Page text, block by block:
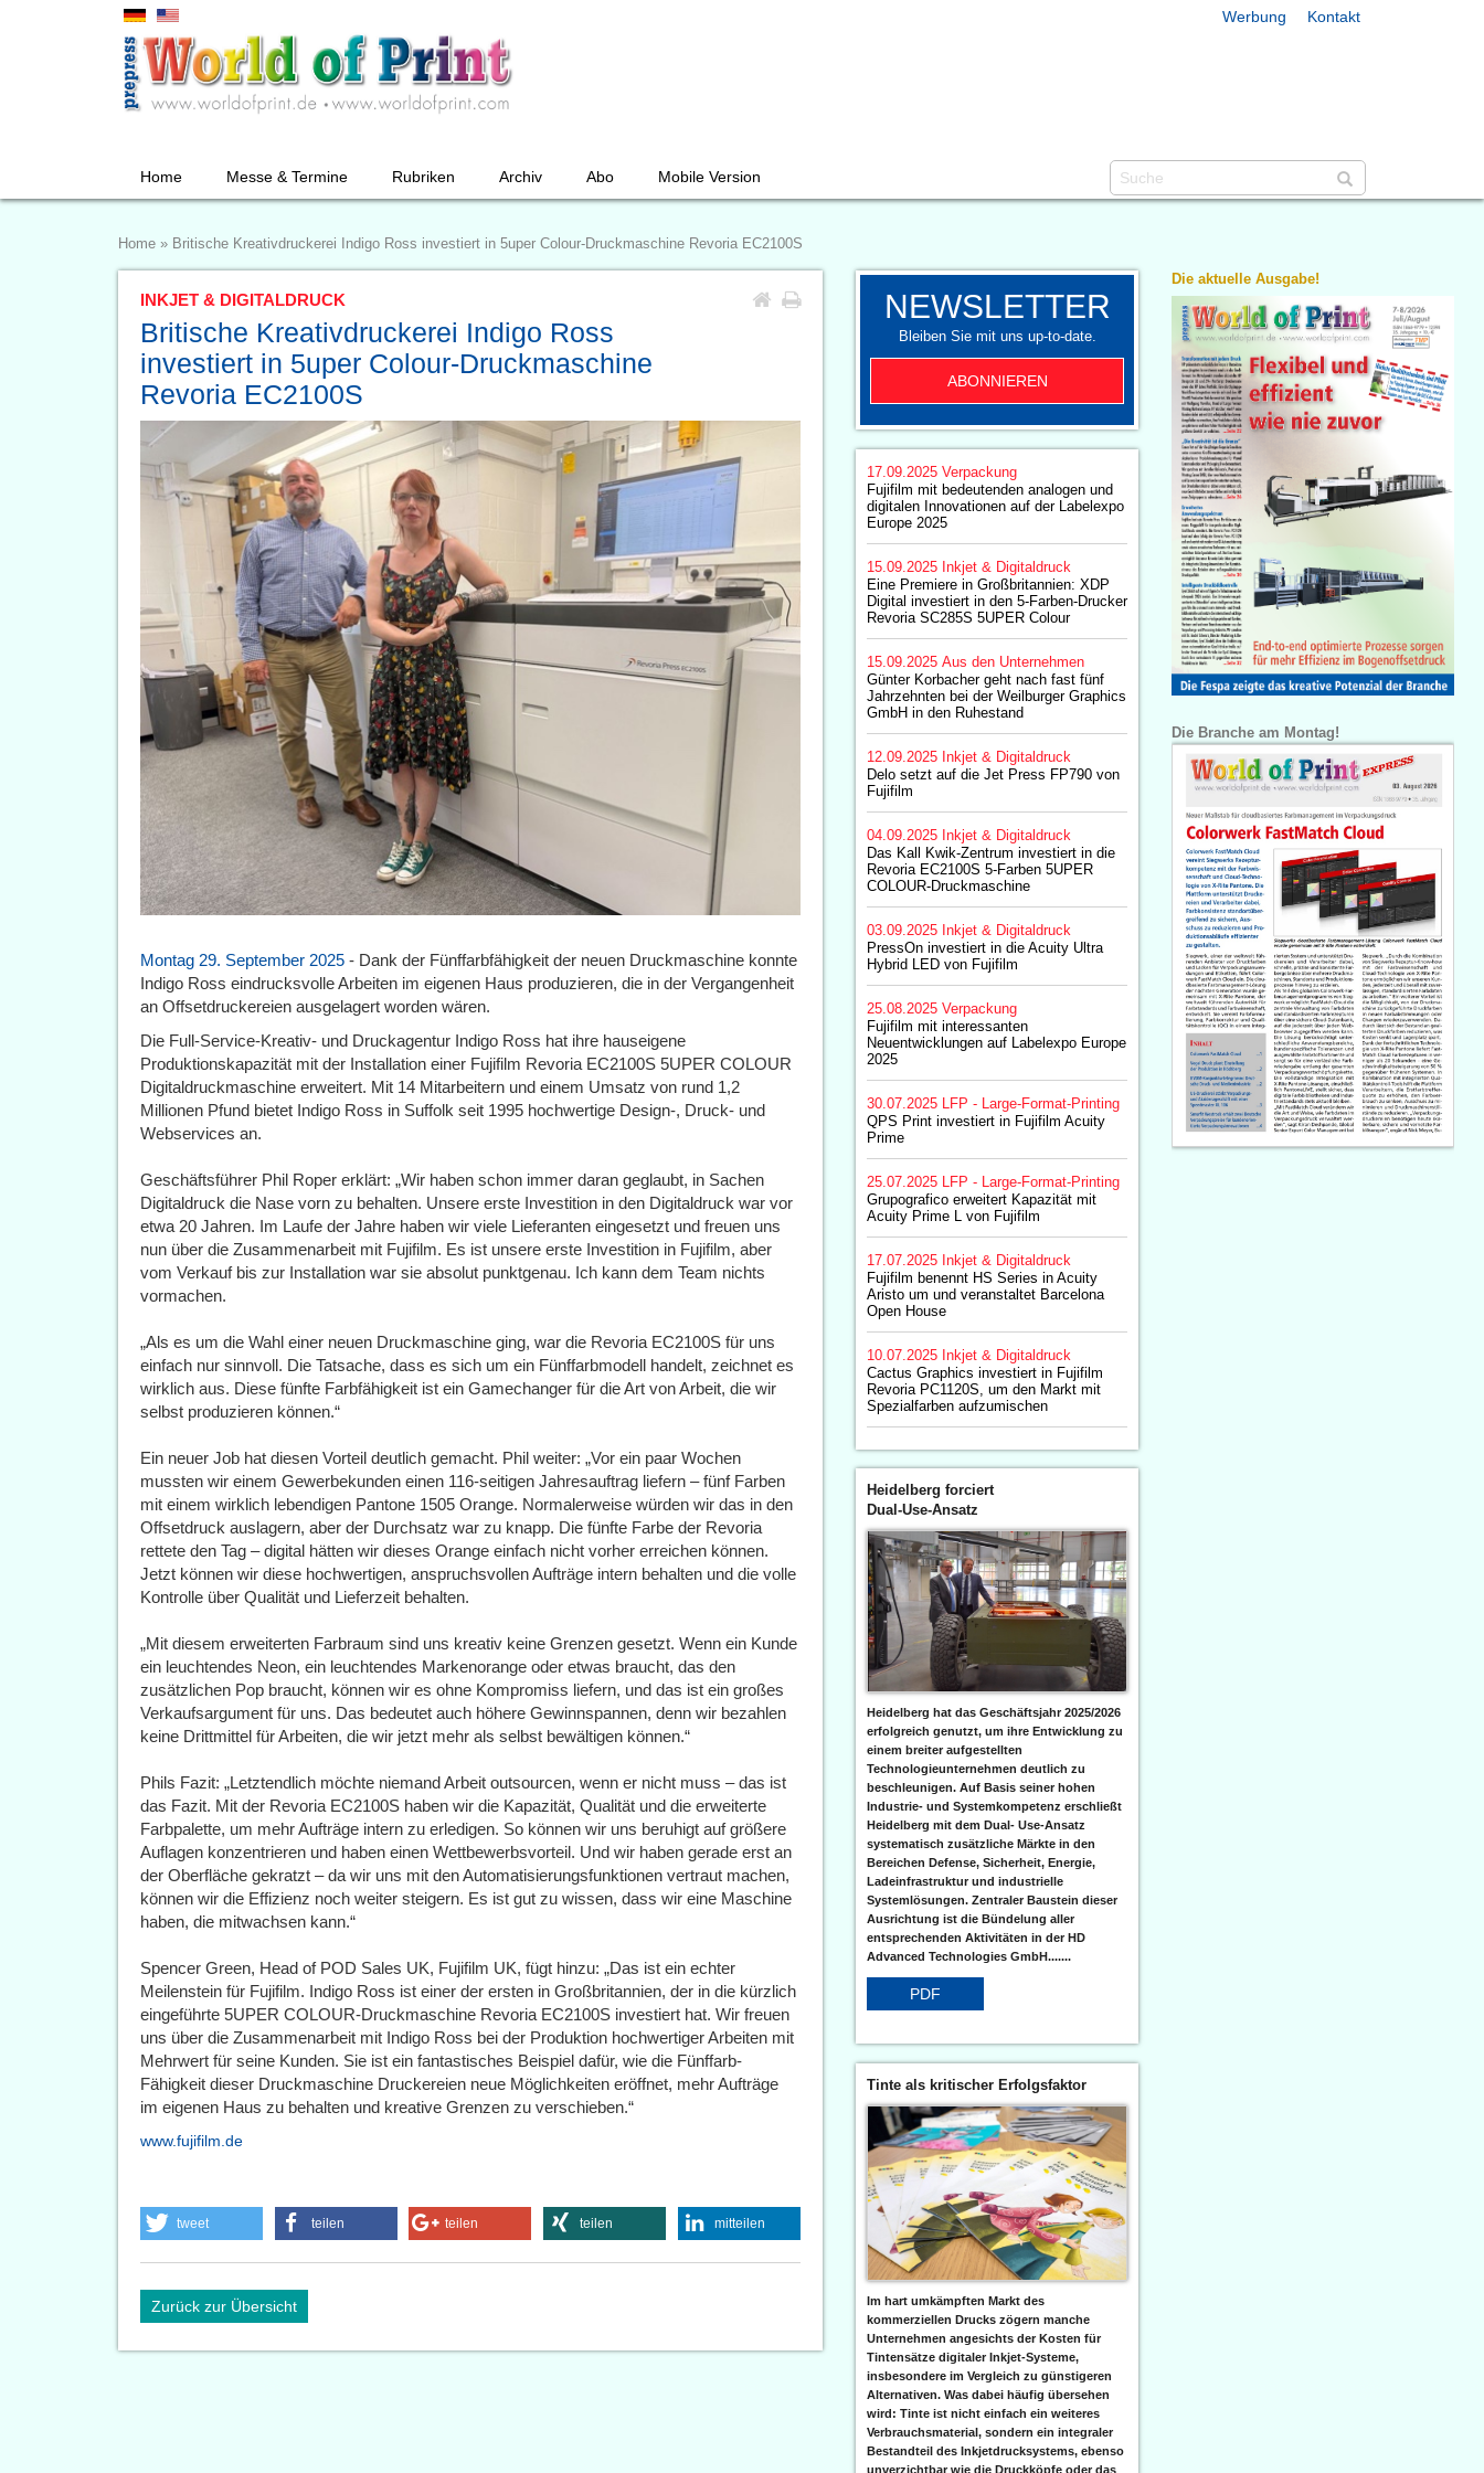
Werbung Kontakt
Home Messe & Termine Rubriken Archiv Abo Mobile Version
Home » Britische Kreativdruckerei Indigo Ross investiert in 5uper Colour-Druckmaschine Revoria EC2100S
INKJET & DIGITALDRUCK
Britische Kreativdruckerei Indigo Ross
investiert in 5uper Colour-Druckmaschine
Revoria EC2100S
Montag 29. September 2025 - Dank der Fünffarbfähigkeit der neuen Druckmaschine konnte
Indigo Ross eindrucksvolle Arbeiten im eigenen Haus produzieren, die in der Vergangenheit
an Offsetdruckereien ausgelagert worden wären.
Die Full-Service-Kreativ- und Druckagentur Indigo Ross hat ihre hauseigene
Produktionskapazität mit der Installation einer Fujifilm Revoria EC2100S 5UPER COLOUR
Digitaldruckmaschine erweitert. Mit 14 Mitarbeitern und einem Umsatz von rund 1,2
Millionen Pfund bietet Indigo Ross in Suffolk seit 1995 hochwertige Design-, Druck- und
Webservices an.
Geschäftsführer Phil Roper erklärt: „Wir haben schon immer daran geglaubt, in Sachen
Digitaldruck die Nase vorn zu behalten. Unsere erste Investition in den Digitaldruck war vor
etwa 20 Jahren. Im Laufe der Jahre haben wir viele Lieferanten eingesetzt und freuen uns
nun über die Zusammenarbeit mit Fujifilm. Es ist unsere erste Investition in Fujifilm, aber
vom Verkauf bis zur Installation war sie absolut punktgenau. Ich kann dem Team nichts
vormachen.
„Als es um die Wahl einer neuen Druckmaschine ging, war die Revoria EC2100S für uns
einfach nur sinnvoll. Die Tatsache, dass es sich um ein Fünffarbmodell handelt, zeichnet es
wirklich aus. Diese fünfte Farbfähigkeit ist ein Gamechanger für die Art von Arbeit, die wir
selbst produzieren können.“
Ein neuer Job hat diesen Vorteil deutlich gemacht. Phil weiter: „Vor ein paar Wochen
mussten wir einem Gewerbekunden einen 116-seitigen Jahresauftrag liefern – fünf Farben
mit einem wirklich lebendigen Pantone 1505 Orange. Normalerweise würden wir das in den
Offsetdruck auslagern, aber der Durchsatz war zu knapp. Die fünfte Farbe der Revoria
rettete den Tag – digital hätten wir dieses Orange einfach nicht vorher erreichen können.
Jetzt können wir diese hochwertigen, anspruchsvollen Aufträge intern behalten und die volle
Kontrolle über Qualität und Lieferzeit behalten.
„Mit diesem erweiterten Farbraum sind uns kreativ keine Grenzen gesetzt. Wenn ein Kunde
ein leuchtendes Neon, ein leuchtendes Markenorange oder etwas braucht, das den
zusätzlichen Pop braucht, können wir es ohne Kompromiss liefern, und das ist ein großes
Verkaufsargument für uns. Das bedeutet auch höhere Gewinnspannen, denn wir bezahlen
keine Drittmittel für Arbeiten, die wir jetzt mehr als selbst bewältigen können.“
Phils Fazit: „Letztendlich möchte niemand Arbeit outsourcen, wenn er nicht muss – das ist
das Fazit. Mit der Revoria EC2100S haben wir die Kapazität, Qualität und die erweiterte
Farbpalette, um mehr Aufträge intern zu erledigen. So können wir uns beruhigt auf größere
Auflagen konzentrieren und haben einen Wettbewerbsvorteil. Und wir haben gerade erst an
der Oberfläche gekratzt – da wir uns mit den Automatisierungsfunktionen vertraut machen,
können wir die Effizienz noch weiter steigern. Es ist gut zu wissen, dass wir eine Maschine
haben, die mitwachsen kann.“
Spencer Green, Head of POD Sales UK, Fujifilm UK, fügt hinzu: „Das ist ein echter
Meilenstein für Fujifilm. Indigo Ross ist einer der ersten in Großbritannien, der in die kürzlich
eingeführte 5UPER COLOUR-Druckmaschine Revoria EC2100S investiert hat. Wir freuen
uns über die Zusammenarbeit mit Indigo Ross bei der Produktion hochwertiger Arbeiten mit
Mehrwert für seine Kunden. Sie ist ein fantastisches Beispiel dafür, wie die Fünffarb-
Fähigkeit dieser Druckmaschine Druckereien neue Möglichkeiten eröffnet, mehr Aufträge
im eigenen Haus zu behalten und kreative Grenzen zu verschieben.“
www.fujifilm.de
tweet teilen teilen teilen mitteilen
Zurück zur Übersicht
NEWSLETTER
Bleiben Sie mit uns up-to-date.
ABONNIEREN
17.09.2025 Verpackung
Fujifilm mit bedeutenden analogen und
digitalen Innovationen auf der Labelexpo
Europe 2025
15.09.2025 Inkjet & Digitaldruck
Eine Premiere in Großbritannien: XDP
Digital investiert in den 5-Farben-Drucker
Revoria SC285S 5UPER Colour
15.09.2025 Aus den Unternehmen
Günter Korbacher geht nach fast fünf
Jahrzehnten bei der Weilburger Graphics
GmbH in den Ruhestand
12.09.2025 Inkjet & Digitaldruck
Delo setzt auf die Jet Press FP790 von
Fujifilm
04.09.2025 Inkjet & Digitaldruck
Das Kall Kwik-Zentrum investiert in die
Revoria EC2100S 5-Farben 5UPER
COLOUR-Druckmaschine
03.09.2025 Inkjet & Digitaldruck
PressOn investiert in die Acuity Ultra
Hybrid LED von Fujifilm
25.08.2025 Verpackung
Fujifilm mit interessanten
Neuentwicklungen auf Labelexpo Europe
2025
30.07.2025
LFP - Large-Format-Printing
QPS Print investiert in Fujifilm Acuity
Prime
25.07.2025
LFP - Large-Format-Printing
Grupografico erweitert Kapazität mit
Acuity Prime L von Fujifilm
17.07.2025 Inkjet & Digitaldruck
Fujifilm benennt HS Series in Acuity
Aristo um und veranstaltet Barcelona
Open House
10.07.2025 Inkjet & Digitaldruck
Cactus Graphics investiert in Fujifilm
Revoria PC1120S, um den Markt mit
Spezialfarben aufzumischen
Heidelberg forciert
Dual-Use-Ansatz
Heidelberg hat das Geschäftsjahr 2025/2026
erfolgreich genutzt, um ihre Entwicklung zu
einem breiter aufgestellten
Technologieunternehmen deutlich zu
beschleunigen. Auf Basis seiner hohen
Industrie- und Systemkompetenz erschließt
Heidelberg mit dem Dual- Use-Ansatz
systematisch zusätzliche Märkte in den
Bereichen Defense, Sicherheit, Energie,
Ladeinfrastruktur und industrielle
Systemlösungen. Zentraler Baustein dieser
Ausrichtung ist die Bündelung aller
entsprechenden Aktivitäten in der HD
Advanced Technologies GmbH.......
PDF
Tinte als kritischer Erfolgsfaktor
Im hart umkämpften Markt des
kommerziellen Drucks zögern manche
Unternehmen angesichts der Kosten für
Tintensätze digitaler Inkjet-Systeme,
insbesondere im Vergleich zu günstigeren
Alternativen. Was dabei häufig übersehen
wird: Tinte ist nicht einfach ein weiteres
Verbrauchsmaterial, sondern ein integraler
Bestandteil des Inkjetdrucksystems, ebenso
unverzichtbar wie die Druckköpfe oder das
Die aktuelle Ausgabe!
Die Branche am Montag!